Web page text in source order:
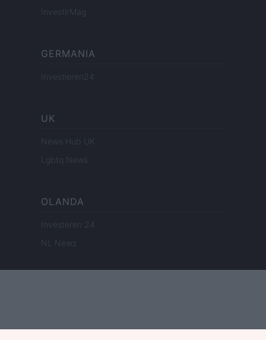
InvestirMag
GERMANIA
Investieren24
UK
News Hub UK
Lgbtq News
OLANDA
Investeren 24
NL Newz